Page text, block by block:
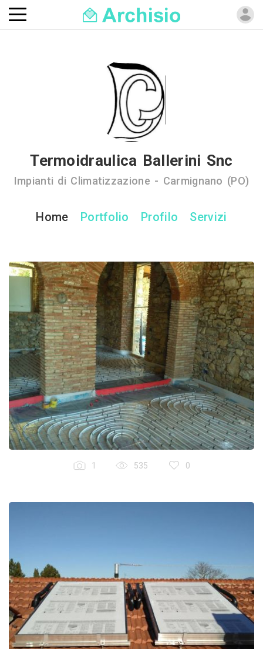
Termoidraulica Ballerini Snc
Impianti di Climatizzazione - Carmignano (PO)
Home Portfolio Profilo Servizi
1 535 0